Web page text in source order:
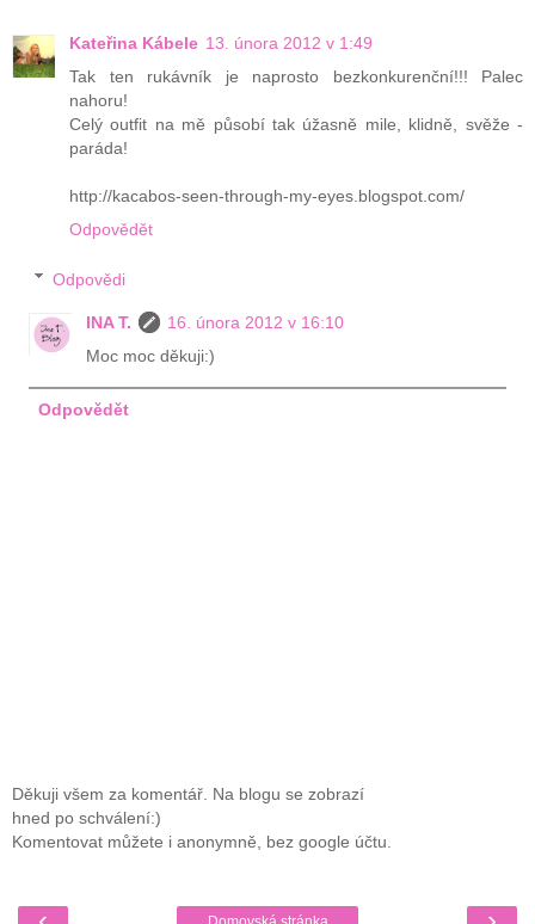
Kateřina Kábele 13. února 2012 v 1:49
Tak ten rukávník je naprosto bezkonkurenční!!! Palec
nahoru!
Celý outfit na mě působí tak úžasně mile, klidně, svěže -
paráda!
http://kacabos-seen-through-my-eyes.blogspot.com/
Odpovědět
Odpovědi
INA T.
16. února 2012 v 16:10
Moc moc děkuji:)
Odpovědět
Děkuji všem za komentář. Na blogu se zobrazí
hned po schválení:)
Komentovat můžete i anonymně, bez google účtu.